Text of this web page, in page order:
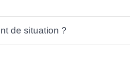
de situation ?